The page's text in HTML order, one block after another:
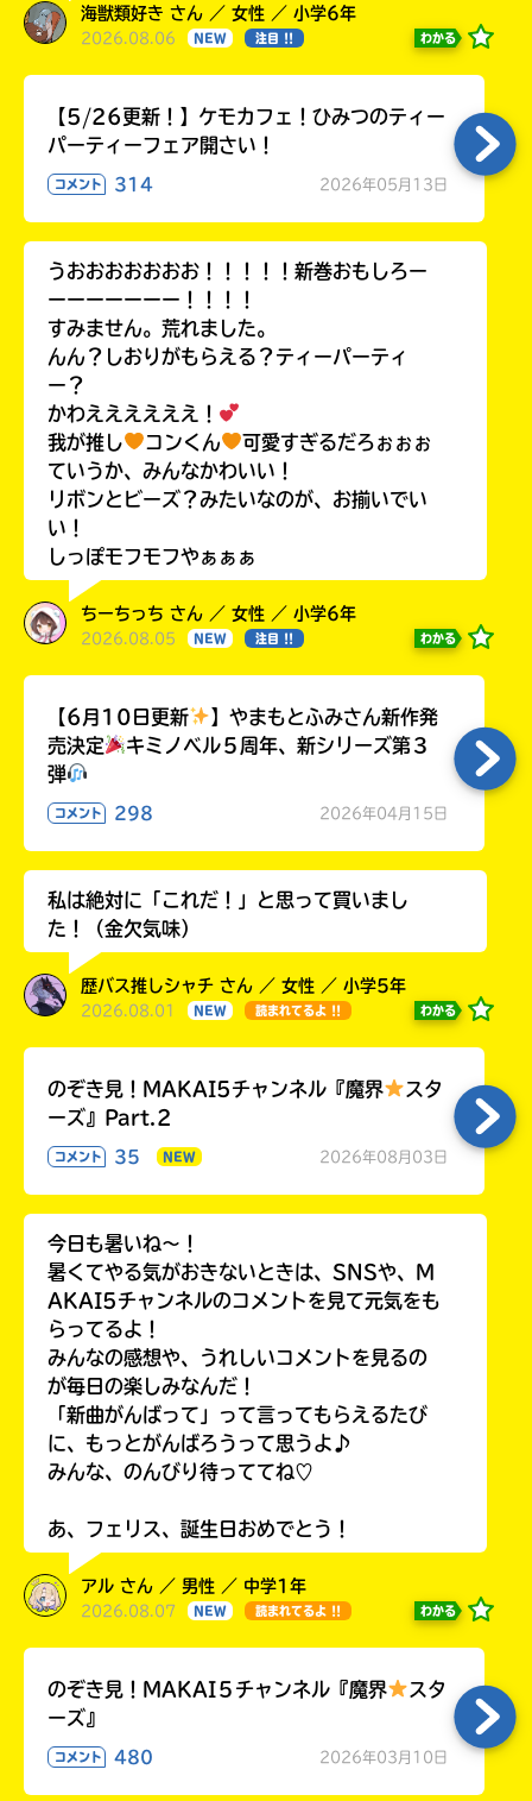
海獣類好き さん ／ 女性 ／ 小学6年
2026.08.06 NEW 注目 !! わかる
【5/26更新！】ケモカフェ！ひみつのティー
パーティーフェア開さい！
コメント 314 2026年05月13日
うおおおおおおお！！！！！新巻おもしろー
ーーーーーーー！！！！
すみません。荒れました。
んん？しおりがもらえる？ティーパーティ
ー？
かわええええええ！
我が推し
コンくん
可愛すぎるだろぉぉぉ
ていうか、みんなかわいい！
リボンとビーズ？みたいなのが、お揃いでい
い！
しっぽモフモフやぁぁぁ
ちーちっち さん ／ 女性 ／ 小学6年
2026.08.05 NEW 注目 !! わかる
【6月10日更新
】やまもとふみさん新作発
売決定
キミノベル５周年、新シリーズ第３
弾
コメント 298 2026年04月15日
私は絶対に「これだ！」と思って買いまし
た！（金欠気味）
歴バス推しシャチ さん ／ 女性 ／ 小学5年
2026.08.01 NEW 読まれてるよ !! わかる
のぞき見！MAKAI5チャンネル『魔界
スタ
ーズ』Part.2
コメント 35 NEW 2026年08月03日
今日も暑いね〜！
暑くてやる気がおきないときは、SNSや、M
AKAI5チャンネルのコメントを見て元気をも
らってるよ！
みんなの感想や、うれしいコメントを見るの
が毎日の楽しみなんだ！
「新曲がんばって」って言ってもらえるたび
に、もっとがんばろうって思うよ♪
みんな、のんびり待っててね♡
あ、フェリス、誕生日おめでとう！
アル さん ／ 男性 ／ 中学1年
2026.08.07 NEW 読まれてるよ !! わかる
のぞき見！MAKAI５チャンネル『魔界
スタ
ーズ』
コメント 480 2026年03月10日